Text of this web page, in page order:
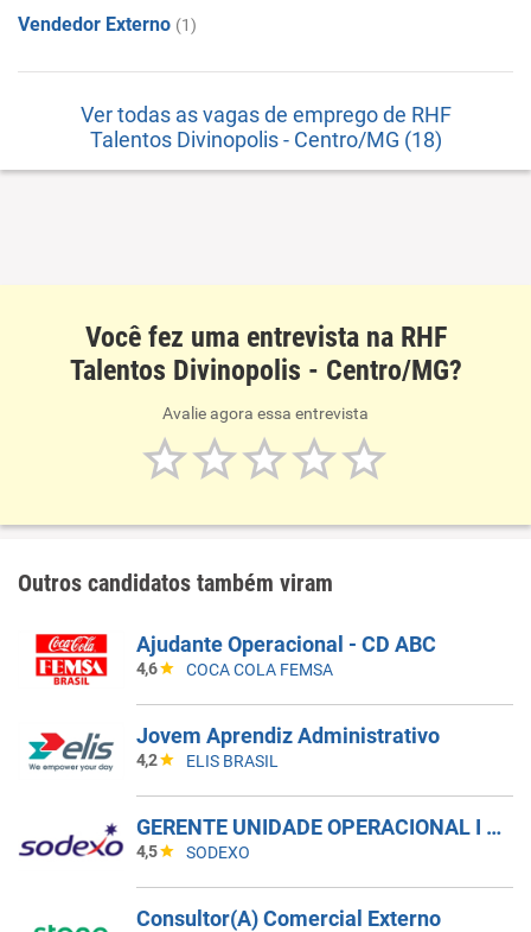
Vendedor Externo (1)
Ver todas as vagas de emprego de RHF
Talentos Divinopolis - Centro/MG (18)
Você fez uma entrevista na RHF
Talentos Divinopolis - Centro/MG?
Avalie agora essa entrevista
Outros candidatos também viram
Ajudante Operacional - CD ABC
4,6 COCA COLA FEMSA
Jovem Aprendiz Administrativo
4,2 ELIS BRASIL
GERENTE UNIDADE OPERACIONAL I - UAN
4,5 SODEXO
Consultor(A) Comercial Externo